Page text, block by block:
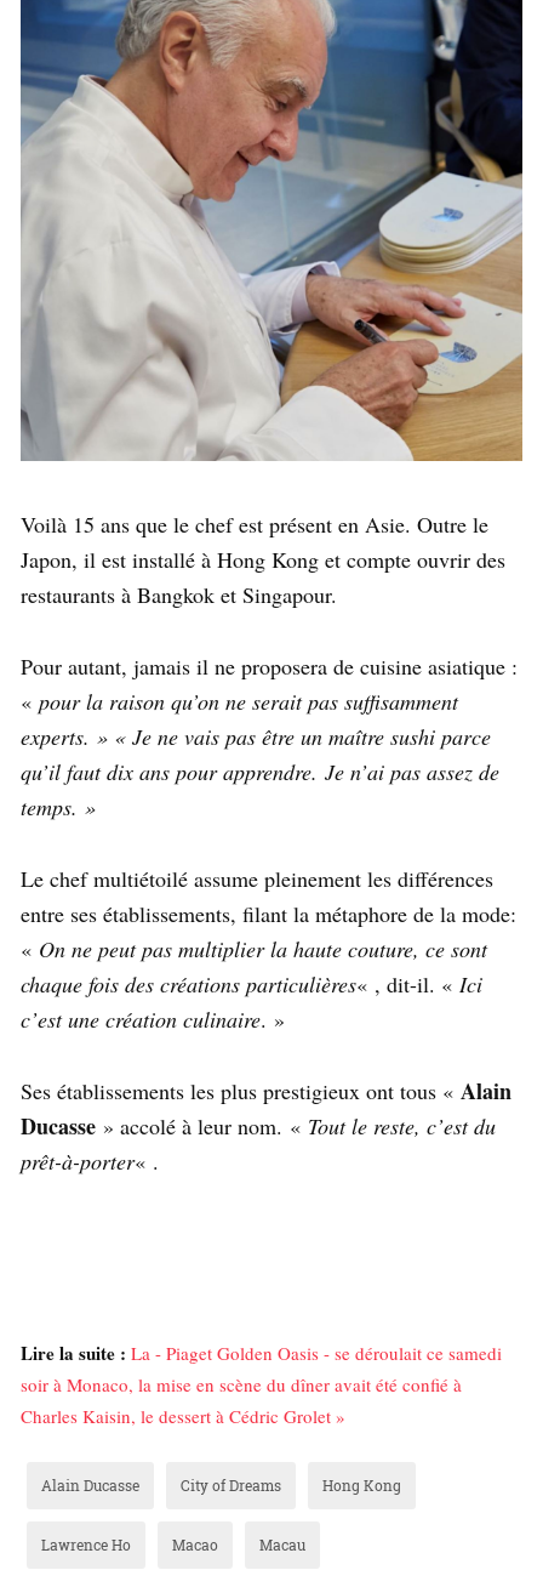
Voilà 15 ans que le chef est présent en Asie. Outre le
Japon, il est installé à Hong Kong et compte ouvrir des
restaurants à Bangkok et Singapour.
Pour autant, jamais il ne proposera de cuisine asiatique :
« pour la raison qu’on ne serait pas suffisamment
experts. » « Je ne vais pas être un maître sushi parce
qu’il faut dix ans pour apprendre. Je n’ai pas assez de
temps. »
Le chef multiétoilé assume pleinement les différences
entre ses établissements, filant la métaphore de la mode:
« On ne peut pas multiplier la haute couture, ce sont
chaque fois des créations particulières« , dit-il. « Ici
c’est une création culinaire. »
Ses établissements les plus prestigieux ont tous « Alain
Ducasse » accolé à leur nom. « Tout le reste, c’est du
prêt-à-porter« .
Lire la suite : La - Piaget Golden Oasis - se déroulait ce samedi
soir à Monaco, la mise en scène du dîner avait été confié à
Charles Kaisin, le dessert à Cédric Grolet »
Alain Ducasse City of Dreams Hong Kong
Lawrence Ho Macao Macau